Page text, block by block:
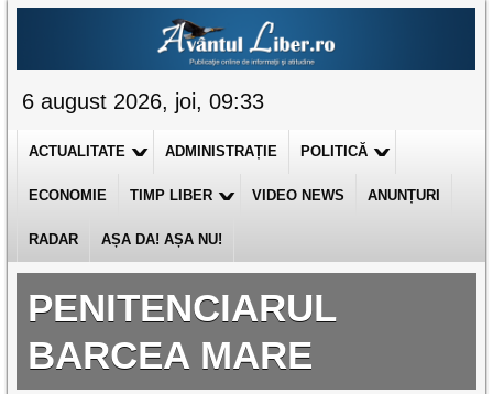
6 august 2026, joi, 09:33
ACTUALITATE ADMINISTRAȚIE POLITICĂ
ECONOMIE TIMP LIBER VIDEO NEWS ANUNȚURI
RADAR AȘA DA! AȘA NU!
PENITENCIARUL
BARCEA MARE